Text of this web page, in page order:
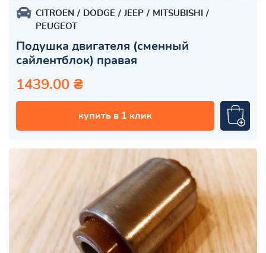
CITROEN DODGE JEEP
MITSUBISHI
PEUGEOT
Подушка двигателя (сменный
сайлентблок) правая
1439.00 ₴
купить в 1 клик